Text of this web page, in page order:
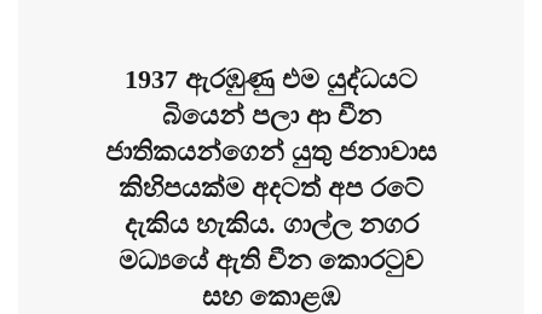
1937 ඇරඹුණු එම යුද්ධයට
බියෙන් පලා ආ චීන
ජාතිකයන්ගෙන් යුතු ජනාවාස
කිහිපයක්ම අදටත් අප රටේ
දැකිය හැකිය. ගාල්ල නගර
මධ්‍යයේ ඇති චීන කොරටුව
සහ කොළඹ